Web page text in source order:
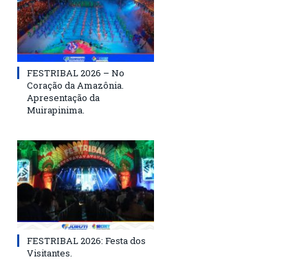
FESTRIBAL 2026 – No
Coração da Amazônia.
Apresentação da
Muirapinima.
FESTRIBAL 2026: Festa dos
Visitantes.